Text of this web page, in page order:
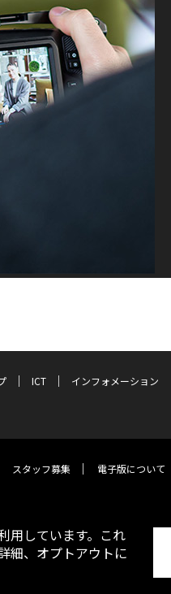
ICT
インフォメーション
スタッフ募集 電子版について
用しています。これ
細、オプトアウトに